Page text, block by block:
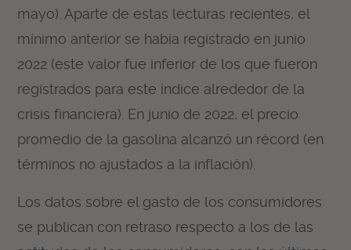
mayo). Aparte de estas lecturas recientes, el
mínimo anterior se había registrado en junio
2022 (este valor fue inferior de los que fueron
registrados para este índice alrededor de la
crisis financiera). En junio de 2022, el precio
promedio de la gasolina alcanzó un récord (en
términos no ajustados a la inflación).
Los datos sobre el gasto de los consumidores
se publican con retraso respecto a los de las